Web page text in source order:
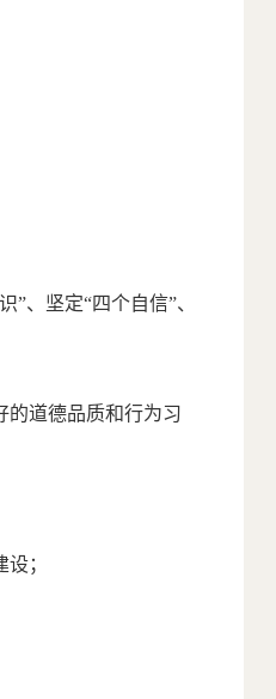
”、坚定“四个自信”、
的道德品质和行为习
；